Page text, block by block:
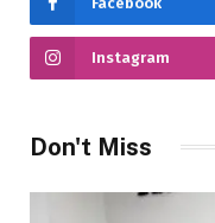
Instagram
Don't Miss